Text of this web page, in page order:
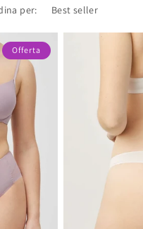
per:
Offerta